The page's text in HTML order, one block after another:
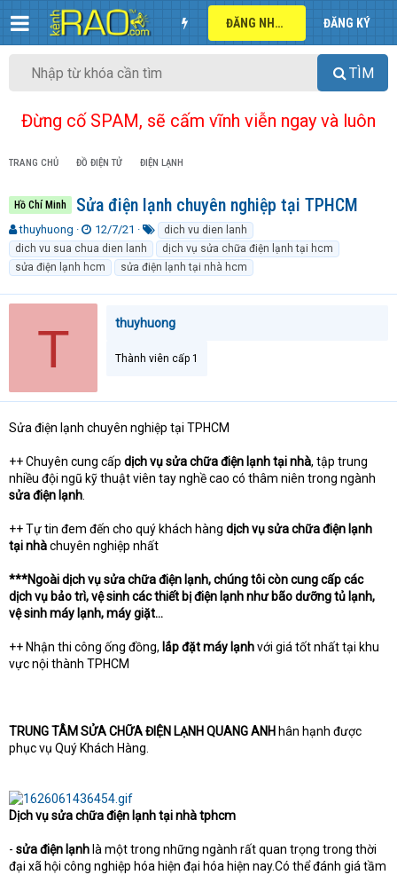
ĐĂNG NHẬP ĐĂNG KÝ
TÌM
Đừng cố SPAM, sẽ cấm vĩnh viễn ngay và luôn
TRANG CHỦ ĐỒ ĐIỆN TỬ ĐIỆN LẠNH
Hồ Chí Minh Sửa điện lạnh chuyên nghiệp tại TPHCM
T
h
r
e
a
e
r
thuyhuong
N
g
à
y
g
ử
12/7/21
ừ
k
h
ó
dich vu dien lanh
dich vu sua chua dien lanh
dịch vụ sửa chữa điện lạnh tại hcm
sửa điện lạnh hcm
sửa điện lạnh tại nhà hcm
T thuyhuong
Thành viên cấp 1
Sửa điện lạnh chuyên nghiệp tại TPHCM
++ Chuyên cung cấp dịch vụ sửa chữa điện lạnh tại nhà, tập trung
nhiều đội ngũ kỹ thuật viên tay nghề cao có thâm niên trong ngành
sửa điện lạnh.
++ Tự tin đem đến cho quý khách hàng dịch vụ sửa chữa điện lạnh
tại nhàchuyên nghiệp nhất
***Ngoài dịch vụ sửa chữa điện lạnh, chúng tôi còn cung cấp các
dịch vụ bảo trì, vệ sinh các thiết bị điện lạnh như bão dưỡng tủ lạnh,
vệ sinh máy lạnh, máy giặt…
++ Nhận thi công ống đồng, lắp đặt máy lạnhvới giá tốt nhất tại khu
vực nội thành TPHCM
TRUNG TÂM SỬA CHỮA ĐIỆN LẠNH QUANG ANH hân hạnh được
phục vụ Quý Khách Hàng.
Dịch vụ sửa chữa điện lạnh tại nhà tphcm
- sửa điện lạnh là một trong những ngành rất quan trọng trong thời
đại xã hội công nghiệp hóa hiện đại hóa hiện nay.Có thể đánh giá tầm